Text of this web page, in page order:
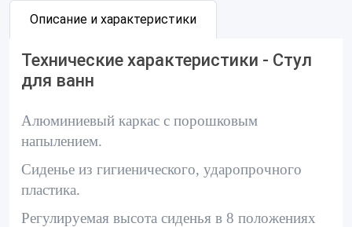
Описание и характеристики
Технические характеристики - Стул
для ванн
Алюминиевый каркас с порошковым
напылением.
Сиденье из гигиенического, ударопрочного
пластика.
Регулируемая высота сиденья в 8 положениях